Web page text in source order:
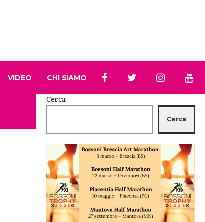
VIDEO CHI SIAMO
Cerca
Cerca